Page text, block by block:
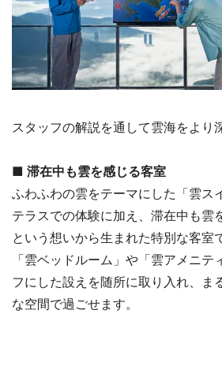
スタッフの解説を通して雲海をより
■ 滞在中も雲を感じる客室
ふわふわの雲をテーマにした「雲ス
テラスでの体験に加え、滞在中も雲
という想いから生まれた特別な客室
「雲ベッドルーム」や「雲アメニテ
フにした設えを随所に取り入れ、ま
な空間で過ごせます。